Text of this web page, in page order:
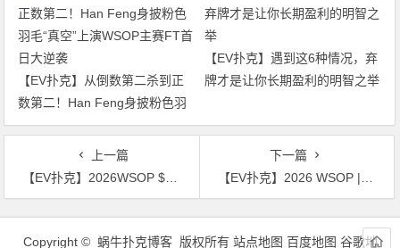
【EV扑克】从倒数第二杀到正
数第二！Han Feng身披粉色羽
毛“真空”上演WSOP主赛FT首日
【EV扑克】遇到这6种情况，弃
牌才是让你长期盈利的明智之举
上一篇
【EV扑克】2026WSOP $25K单挑赛：丹牛无情平推，Mizrachi击碎“地狱火”晋级16强！
下一篇
【EV扑克】2026 WSOP | 王阳勇夺$5,000底池限额奥马哈冠军，拿下首条金手链
文
Copyright © 蜗牛扑克博客 版权所有 站点地图 百度地图 谷歌地